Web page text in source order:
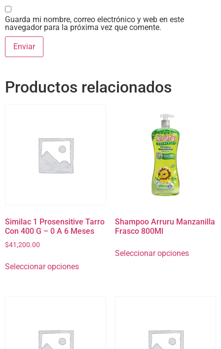
Guarda mi nombre, correo electrónico y web en este
navegador para la próxima vez que comente.
Productos relacionados
Similac 1 Prosensitive Tarro
Con 400 G – 0 A 6 Meses
$41,200.00
Seleccionar opciones
Shampoo Arruru Manzanilla
Frasco 800Ml
Seleccionar opciones